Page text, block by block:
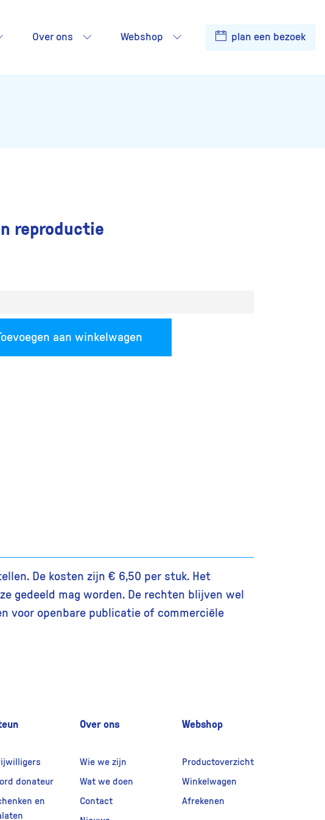
Over ons Webshop plan een bezoek
reproductie
aan winkelwagen
De kosten zijn € 6,50 per stuk. Het
gedeeld mag worden. De rechten blijven wel
voor openbare publicatie of commerciële
donateur
en
Over ons
Wie we zijn
Wat we doen
Contact
Webshop
Productoverzicht
Winkelwagen
Afrekenen